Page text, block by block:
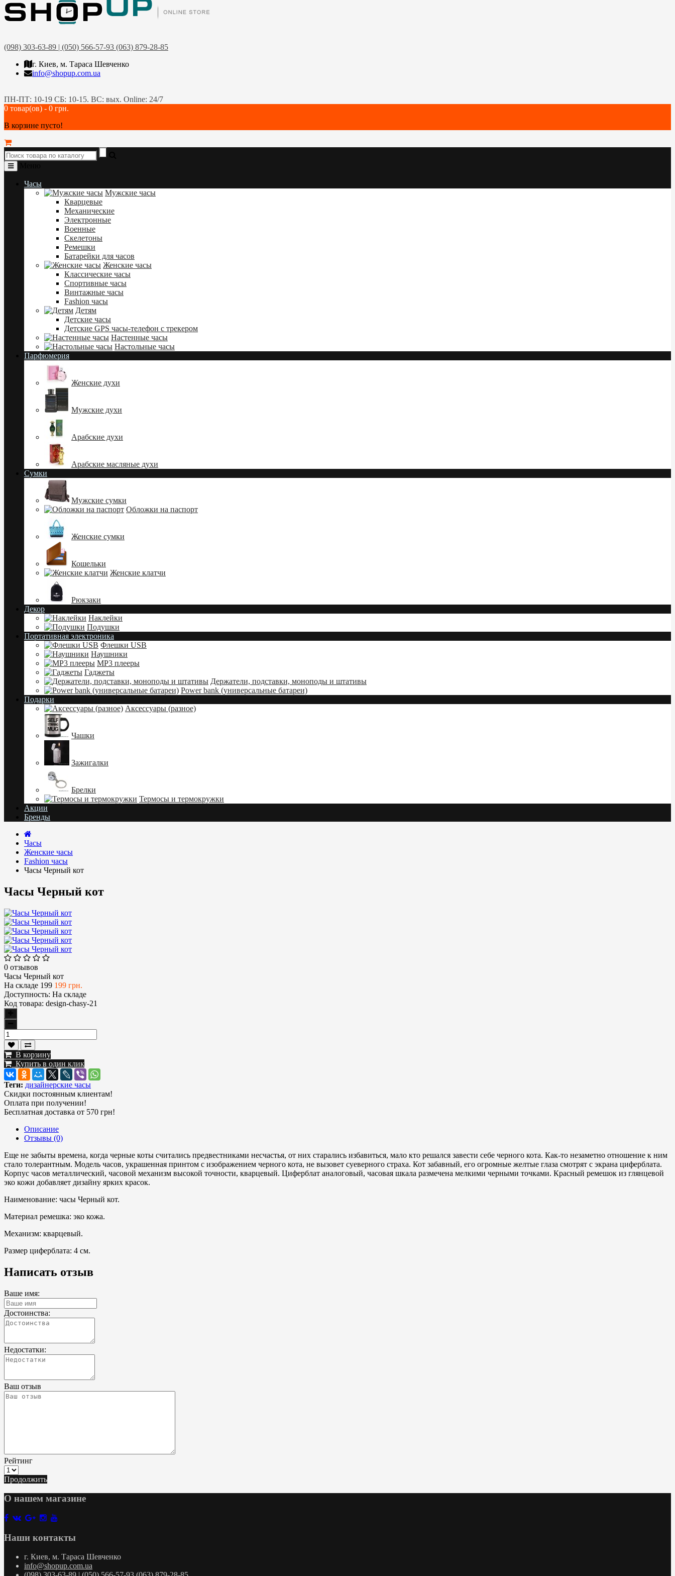
(098) 303-63-89 | (050) 566-57-93 (063) 879-28-85
г. Киев, м. Тараса Шевченко
info@shopup.com.ua
ПН-ПТ: 10-19 СБ: 10-15. ВС: вых. Online: 24/7
0 товар(ов) - 0 грн.
В корзине пусто!
Часы
Мужские часы
Кварцевые
Механические
Электронные
Военные
Скелетоны
Ремешки
Батарейки для часов
Женские часы
Классические часы
Спортивные часы
Винтажные часы
Fashion часы
Детям
Детские часы
Детские GPS часы-телефон с трекером
Настенные часы
Настольные часы
Парфюмерия
Женские духи
Мужские духи
Арабские духи
Арабские масляные духи
Сумки
Мужские сумки
Обложки на паспорт
Женские сумки
Кошельки
Женские клатчи
Рюкзаки
Декор
Наклейки
Подушки
Портативная электроника
Флешки USB
Наушники
MP3 плееры
Гаджеты
Держатели, подставки, моноподы и штативы
Power bank (универсальные батареи)
Подарки
Аксессуары (разное)
Чашки
Зажигалки
Брелки
Термосы и термокружки
Акции
Бренды
Часы
Женские часы
Fashion часы
Часы Черный кот
Часы Черный кот
0 отзывов
Часы Черный кот
На складе 199 199 грн.
Доступность: На складе
Код товара: design-chasy-21
В корзину
Купить в один клик
Теги: дизайнерские часы
Скидки постоянным клиентам!
Оплата при получении!
Бесплатная доставка от 570 грн!
Описание
Отзывы (0)
Еще не забыты времена, когда черные коты считались предвестниками несчастья, от них старались избавиться, мало кто решался завести себе черного кота. Как-то незаметно отношение к ним
стало толерантным. Модель часов, украшенная принтом с изображением черного кота, не вызовет суеверного страха. Кот забавный, его огромные желтые глаза смотрят с экрана циферблата.
Корпус часов металлический, часовой механизм высокой точности, кварцевый. Циферблат аналоговый, часовая шкала размечена мелкими черными точками. Красный ремешок из глянцевой
эко кожи добавляет дизайну ярких красок.
Наименование: часы Черный кот.
Материал ремешка: эко кожа.
Механизм: кварцевый.
Размер циферблата: 4 см.
Написать отзыв
Ваше имя:
Достоинства:
Недостатки:
Ваш отзыв
Рейтинг
Продолжить
О нашем магазине
Наши контакты
г. Киев, м. Тараса Шевченко
info@shopup.com.ua